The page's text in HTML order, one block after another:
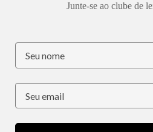
Junte-se ao clube de